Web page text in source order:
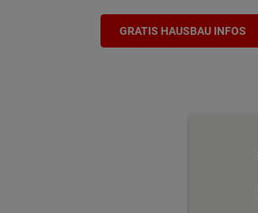
GRATIS HAUSBAU INFOS